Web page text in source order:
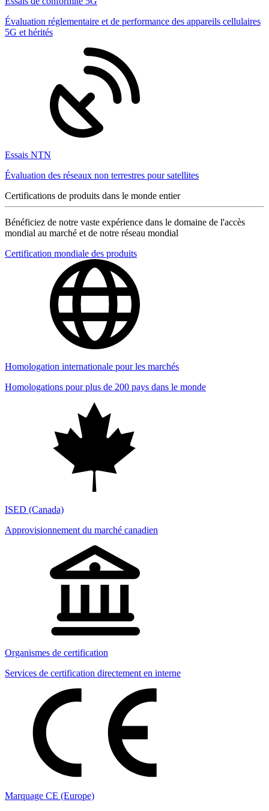
Évaluation réglementaire et de performance des appareils cellulaires
5G et hérités
Essais NTN
Évaluation des réseaux non terrestres pour satellites
Certifications de produits dans le monde entier
Bénéficiez de notre vaste expérience dans le domaine de l'accès
mondial au marché et de notre réseau mondial
Certification mondiale des produits
Homologation internationale pour les marchés
Homologations pour plus de 200 pays dans le monde
ISED (Canada)
Approvisionnement du marché canadien
Organismes de certification
Services de certification directement en interne
Marquage CE (Europe)